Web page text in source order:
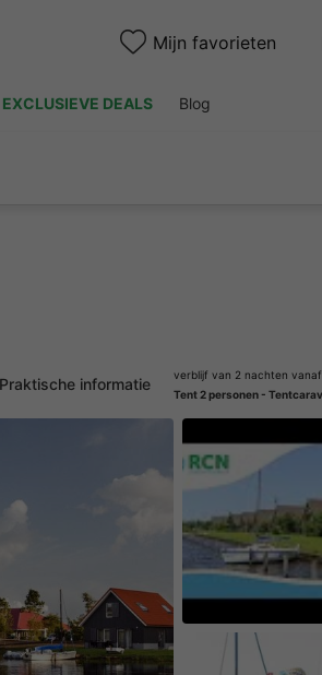
Mijn favorieten
EXCLUSIEVE DEALS Blog
Praktische informatie
verblijf van 2 nachten vanaf